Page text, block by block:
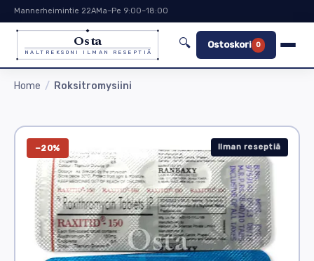
Mannerheimintie 22AMa–Pe 9:00–18:00
Osta
NALTREKSONI ILMAN RESEPTIÄ
🔍 Ostoskori 0
Home Roksitromysiini
−20% Ilman reseptiä